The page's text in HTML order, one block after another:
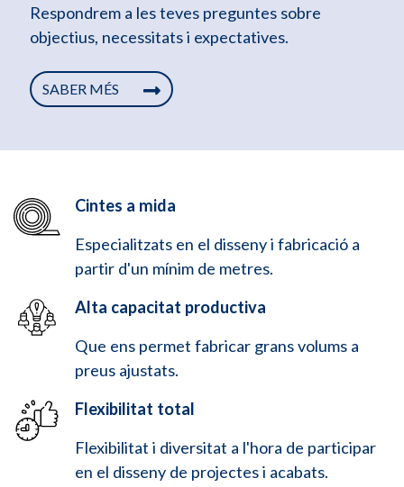
Respondrem a les teves preguntes sobre
objectius, necessitats i expectatives.
SABER MÉS
Cintes a mida
Especialitzats en el disseny i fabricació a
partir d'un mínim de metres.
Alta capacitat productiva
Que ens permet fabricar grans volums a
preus ajustats.
Flexibilitat total
Flexibilitat i diversitat a l'hora de participar
en el disseny de projectes i acabats.